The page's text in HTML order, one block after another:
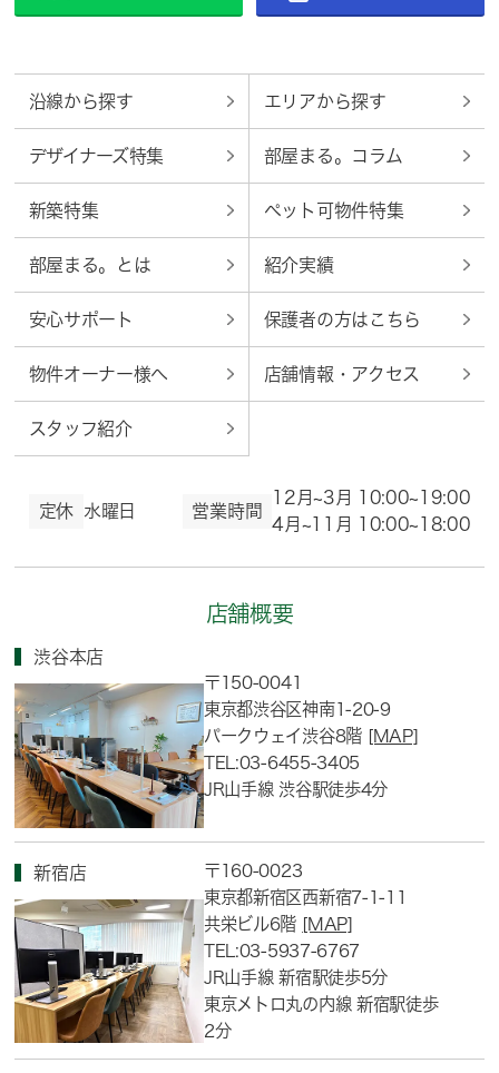
沿線から探す エリアから探す
デザイナーズ特集 部屋まる。コラム
新築特集 ペット可物件特集
部屋まる。とは 紹介実績
安心サポート 保護者の方はこちら
物件オーナー様へ 店舗情報・アクセス
スタッフ紹介
定休 水曜日 営業時間
12月~3月 10:00~19:00
4月~11月 10:00~18:00
店舗概要
渋谷本店
〒150-0041
東京都渋谷区神南1-20-9
パークウェイ渋谷8階 [MAP]
TEL:03-6455-3405
JR山手線 渋谷駅徒歩4分
新宿店
〒160-0023
東京都新宿区西新宿7-1-11
共栄ビル6階 [MAP]
TEL:03-5937-6767
JR山手線 新宿駅徒歩5分
東京メトロ丸の内線 新宿駅徒歩
2分